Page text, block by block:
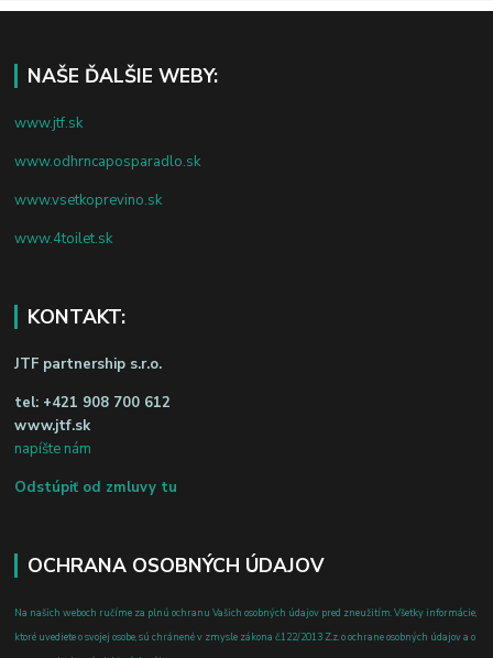
NAŠE ĎALŠIE WEBY:
www.jtf.sk
www.odhrncaposparadlo.sk
www.vsetkoprevino.sk
www.4toilet.sk
KONTAKT:
JTF partnership s.r.o.
tel: +421 908 700 612
www.jtf.sk
napíšte nám
Odstúpiť od zmluvy tu
OCHRANA OSOBNÝCH ÚDAJOV
Na našich weboch ručíme za plnú ochranu Vašich osobných údajov pred zneužitím. Všetky informácie,
ktoré uvediete o svojej osobe, sú chránené v zmysle zákona č.122/2013 Z.z. o ochrane osobných údajov a o